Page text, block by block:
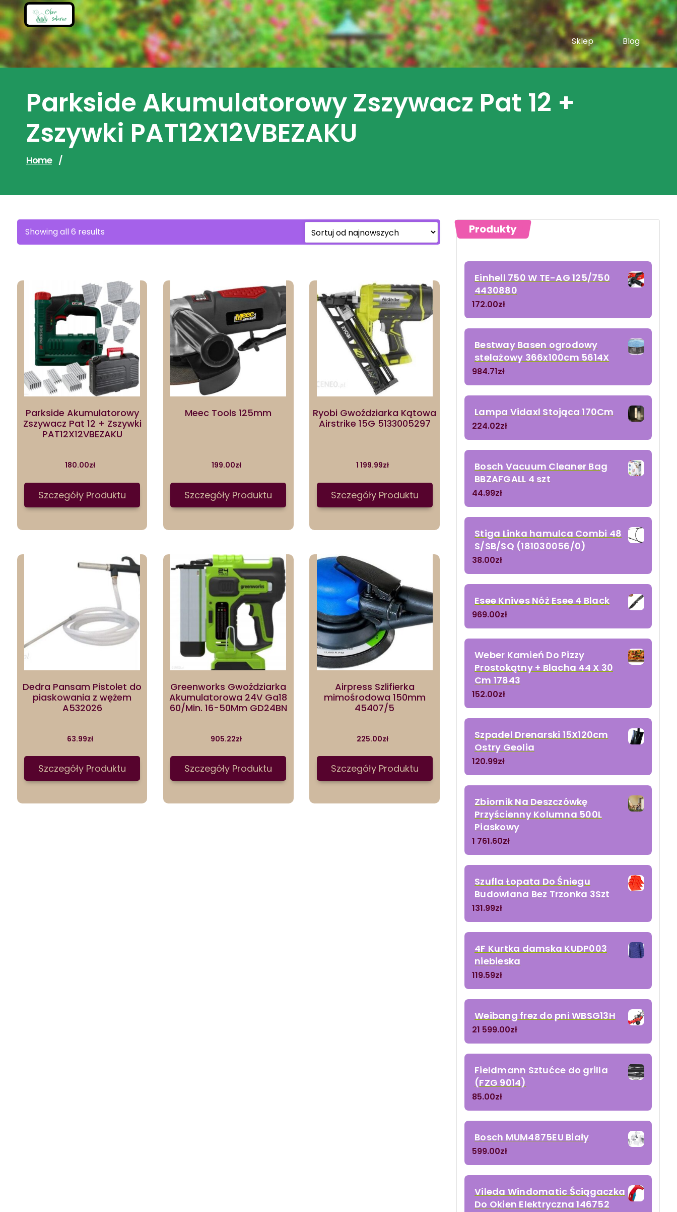
Skip
to
content
Sklep
Blog
Parkside Akumulatorowy Zszywacz Pat 12 +
Zszywki PAT12X12VBEZAKU
Home /
Showing all 6 results
by
Parkside Akumulatorowy
Zszywacz Pat 12 + Zszywki
PAT12X12VBEZAKU
180.00zł
Szczegóły Produktu
Meec Tools 125mm
199.00zł
Szczegóły Produktu
Ryobi Gwoździarka Kątowa
Airstrike 15G 5133005297
1 199.99zł
Szczegóły Produktu
Dedra Pansam Pistolet do
piaskowania z wężem
A532026
63.99zł
Szczegóły Produktu
Greenworks Gwoździarka
Akumulatorowa 24V Ga18
60/Min. 16-50Mm GD24BN
905.22zł
Szczegóły Produktu
Airpress Szlifierka
mimośrodowa 150mm
45407/5
225.00zł
Szczegóły Produktu
Produkty
Einhell 750 W TE-AG 125/750
4430880
172.00zł
Bestway Basen ogrodowy
stelażowy 366x100cm 5614X
984.71zł
Lampa Vidaxl Stojąca 170Cm
224.02zł
Bosch Vacuum Cleaner Bag
BBZAFGALL 4 szt
44.99zł
Stiga Linka hamulca Combi 48
S/SB/SQ (181030056/0)
38.00zł
Esee Knives Nóż Esee 4 Black
969.00zł
Weber Kamień Do Pizzy
Prostokątny + Blacha 44 X 30
Cm 17843
152.00zł
Szpadel Drenarski 15X120cm
Ostry Geolia
120.99zł
Zbiornik Na Deszczówkę
Przyścienny Kolumna 500L
Piaskowy
1 761.60zł
Szufla Łopata Do Śniegu
Budowlana Bez Trzonka 3Szt
131.99zł
4F Kurtka damska KUDP003
niebieska
119.59zł
Weibang frez do pni WBSG13H
21 599.00zł
Fieldmann Sztućce do grilla
(FZG 9014)
85.00zł
Bosch MUM4875EU Biały
599.00zł
Vileda Windomatic Ściągaczka
Do Okien Elektryczna 146752